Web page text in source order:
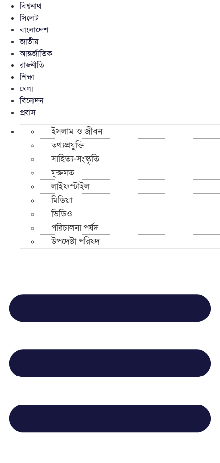
বিশ্বনাথ
সিলেট
বাংলাদেশ
জাতীয়
আন্তর্জাতিক
রাজনীতি
শিক্ষা
খেলা
বিনোদন
প্রবাস
ইসলাম ও জীবন
তথ্যপ্রযুক্তি
সাহিত্য-সংস্কৃতি
মুক্তমত
লাইফস্টাইল
মিডিয়া
ভিডিও
পরিচালনা পর্ষদ
উপদেষ্টা পরিষদ